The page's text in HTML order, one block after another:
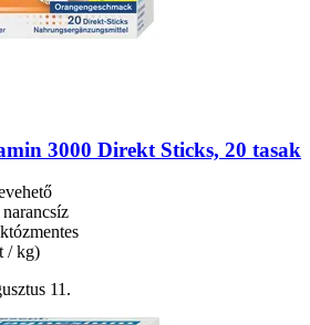
3000 Direkt Sticks, 20 tasak
/ kg)
11.